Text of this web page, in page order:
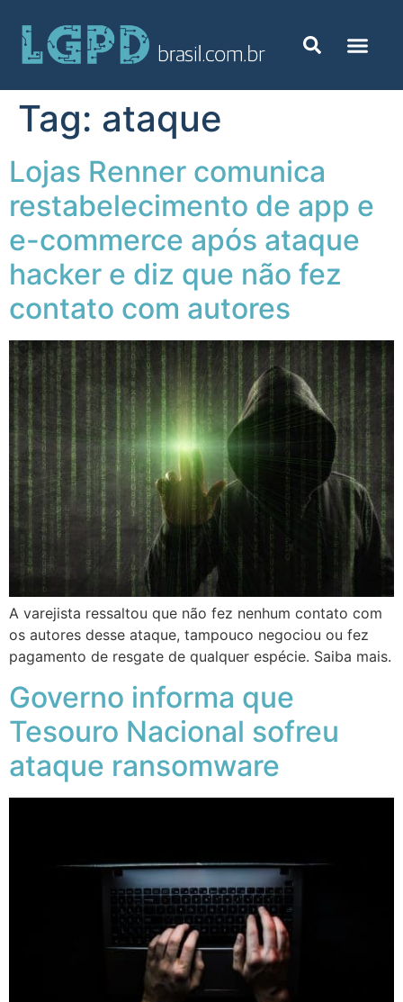
Tag: ataque
Lojas Renner comunica
restabelecimento de app e
e-commerce após ataque
hacker e diz que não fez
contato com autores
A varejista ressaltou que não fez nenhum contato com
os autores desse ataque, tampouco negociou ou fez
pagamento de resgate de qualquer espécie. Saiba mais.
Governo informa que
Tesouro Nacional sofreu
ataque ransomware